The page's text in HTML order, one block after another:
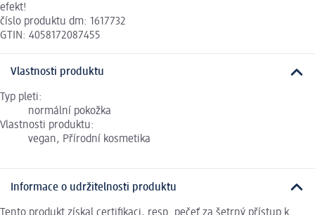
efekt!
číslo produktu dm: 1617732
GTIN: 4058172087455
Vlastnosti produktu
Typ pleti:
normální pokožka
Vlastnosti produktu:
vegan, Přírodní kosmetika
Informace o udržitelnosti produktu